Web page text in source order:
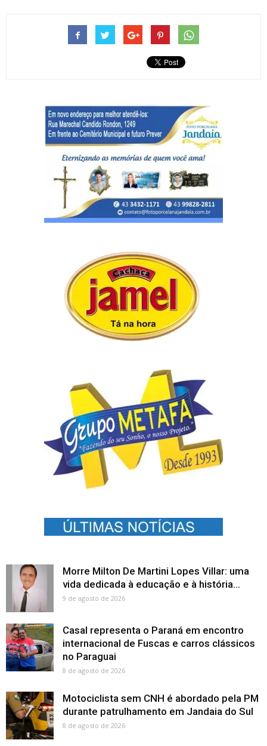
Morre Milton De Martini Lopes Villar: uma
vida dedicada à educação e à história...
9 de agosto de 2026
Casal representa o Paraná em encontro
internacional de Fuscas e carros clássicos
no Paraguai
8 de agosto de 2026
Motociclista sem CNH é abordado pela PM
durante patrulhamento em Jandaia do Sul
8 de agosto de 2026